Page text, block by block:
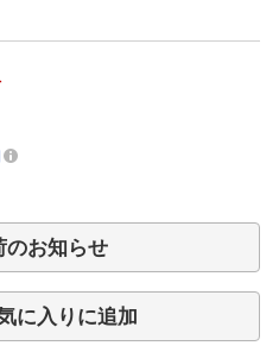
のお知らせ
に入りに追加